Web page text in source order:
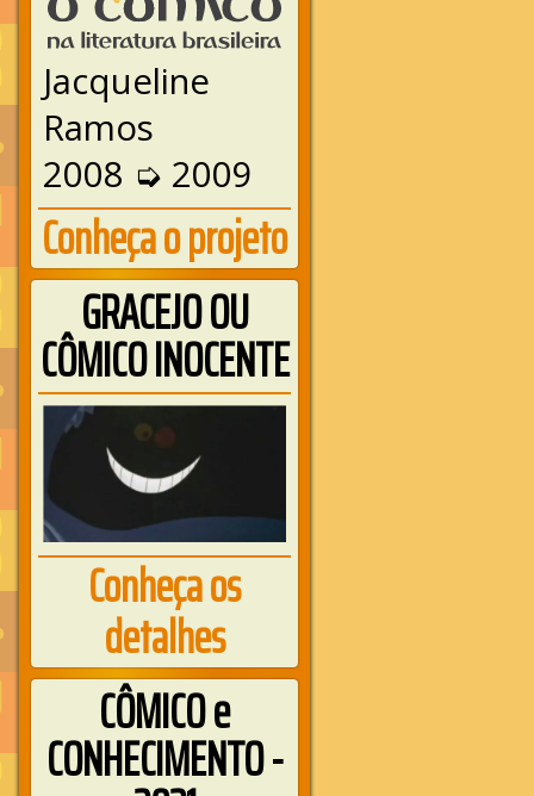
Jacqueline
Ramos
2008 ➭ 2009
Conheça o projeto
GRACEJO OU
CÔMICO INOCENTE
Conheça os
detalhes
CÔMICO e
CONHECIMENTO -